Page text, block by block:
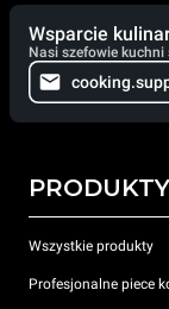
Wsparcie
Nasi szefowie
PRODUKTY
Wszystkie produkty
Profesjonalne piece